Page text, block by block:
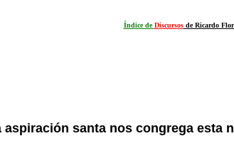
Índice deDiscursosde Ricardo
santa nos congrega esta